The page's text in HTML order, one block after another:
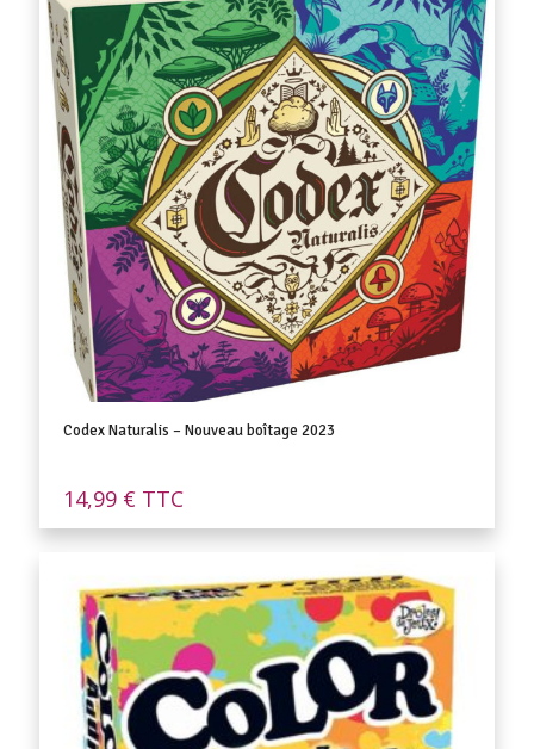
Codex Naturalis – Nouveau boîtage 2023
14,99 € TTC